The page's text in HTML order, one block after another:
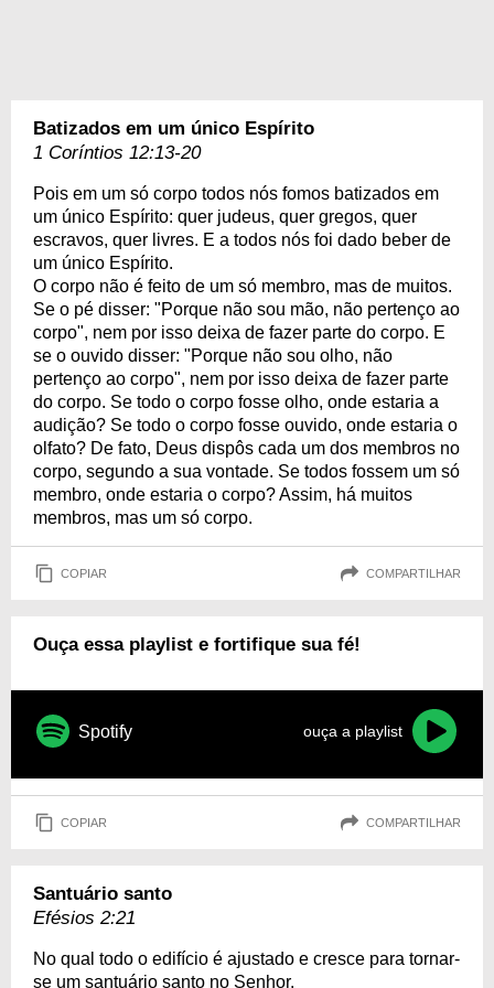
Batizados em um único Espírito
1 Coríntios 12:13-20
Pois em um só corpo todos nós fomos batizados em
um único Espírito: quer judeus, quer gregos, quer
escravos, quer livres. E a todos nós foi dado beber de
um único Espírito.
O corpo não é feito de um só membro, mas de muitos.
Se o pé disser: "Porque não sou mão, não pertenço ao
corpo", nem por isso deixa de fazer parte do corpo. E
se o ouvido disser: "Porque não sou olho, não
pertenço ao corpo", nem por isso deixa de fazer parte
do corpo. Se todo o corpo fosse olho, onde estaria a
audição? Se todo o corpo fosse ouvido, onde estaria o
olfato? De fato, Deus dispôs cada um dos membros no
corpo, segundo a sua vontade. Se todos fossem um só
membro, onde estaria o corpo? Assim, há muitos
membros, mas um só corpo.
COPIAR COMPARTILHAR
Ouça essa playlist e fortifique sua fé!
Spotify ouça a playlist
COPIAR COMPARTILHAR
Santuário santo
Efésios 2:21
No qual todo o edifício é ajustado e cresce para tornar-
se um santuário santo no Senhor.